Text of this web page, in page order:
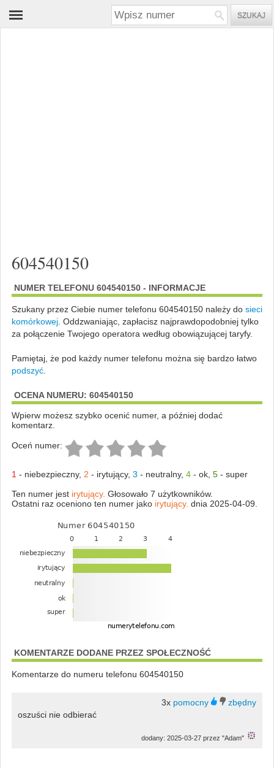
604540150
NUMER TELEFONU 604540150 - INFORMACJE
Szukany przez Ciebie numer telefonu 604540150 należy do sieci
komórkowej. Oddzwaniając, zapłacisz najprawdopodobniej tylko
za połączenie Twojego operatora według obowiązującej taryfy.
Pamiętaj, że pod każdy numer telefonu można się bardzo łatwo
podszyć.
OCENA NUMERU: 604540150
Wpierw możesz szybko ocenić numer, a później dodać
komentarz.
Oceń numer:
1 - niebezpieczny, 2 - irytujący, 3 - neutralny, 4- ok, 5- super
Ten numer jest irytujący. Głosowało 7 użytkowników.
Ostatni raz oceniono ten numer jako irytujący. dnia 2025-04-09.
KOMENTARZE DODANE PRZEZ SPOŁECZNOŚĆ
Komentarze do numeru telefonu 604540150
3x
oszuści nie odbierać
dodany: 2025-03-27 przez "Adam"